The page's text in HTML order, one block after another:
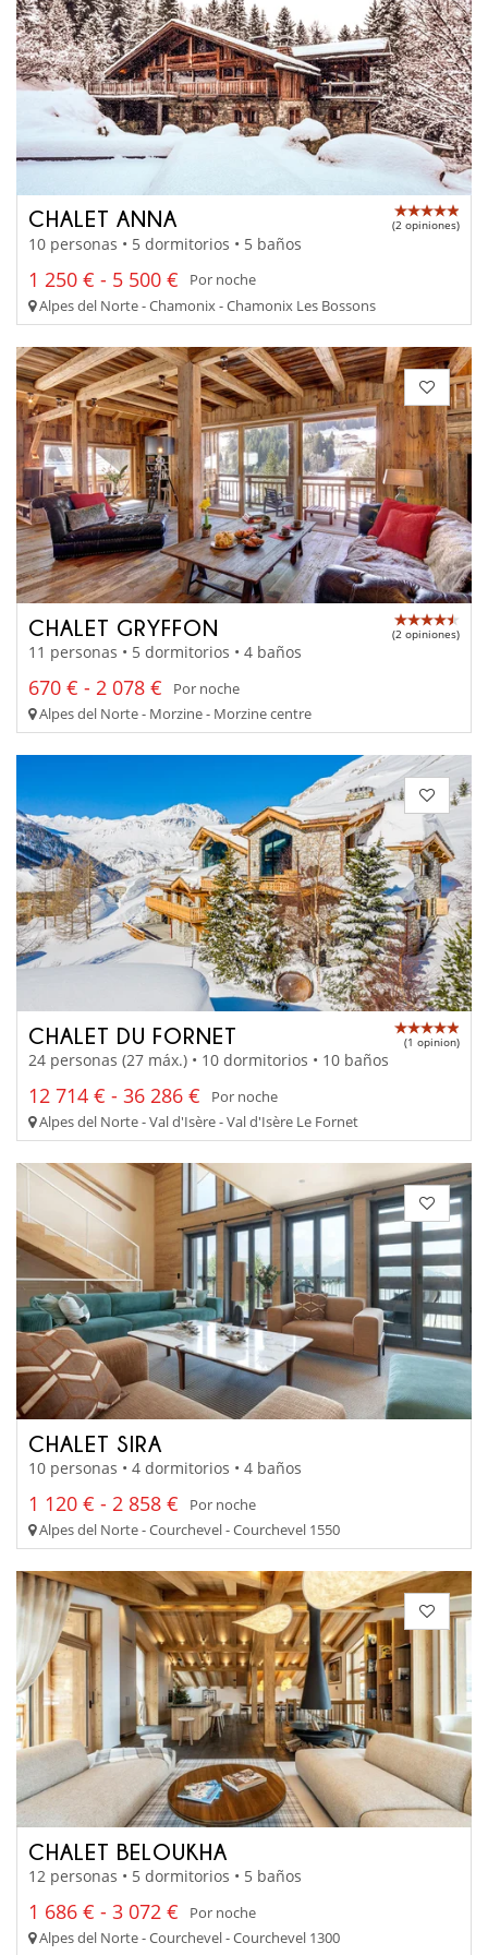
CHALET ANNA (2 opiniones)
10 personas • 5 dormitorios • 5 baños
1 250 € - 5 500 €
Por noche
Alpes del Norte - Chamonix - Chamonix Les Bossons
CHALET GRYFFON (2 opiniones)
11 personas • 5 dormitorios • 4 baños
670 € - 2 078 €
Por noche
Alpes del Norte - Morzine - Morzine centre
CHALET DU FORNET (1 opinion)
24 personas (27 máx.) • 10 dormitorios • 10 baños
12 714 € - 36 286 €
Por noche
Alpes del Norte - Val d'Isère - Val d'Isère Le Fornet
CHALET SIRA
10 personas • 4 dormitorios • 4 baños
1 120 € - 2 858 €
Por noche
Alpes del Norte - Courchevel - Courchevel 1550
CHALET BELOUKHA
12 personas • 5 dormitorios • 5 baños
1 686 € - 3 072 €
Por noche
Alpes del Norte - Courchevel - Courchevel 1300